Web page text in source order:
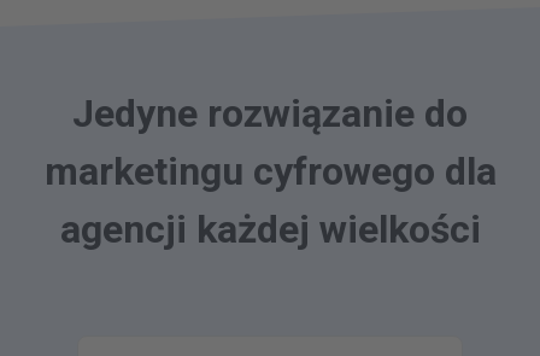
Jedyne rozwiązanie do
marketingu cyfrowego dla
agencji każdej wielkości